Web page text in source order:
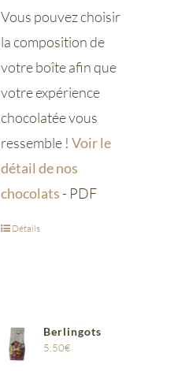
Vous pouvez choisir
la composition de
votre boîte afin que
votre expérience
chocolatée vous
ressemble !Voir le
détail de nos
chocolats - PDF
Détails
Berlingots
5,50€